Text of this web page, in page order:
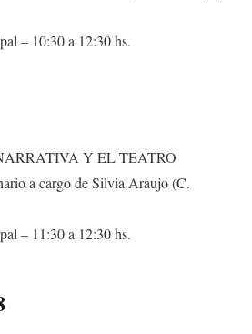
– 10:30 a 12:30 hs.
Y EL TEATRO
a cargo de Silvia Araujo (C.
– 11:30 a 12:30 hs.